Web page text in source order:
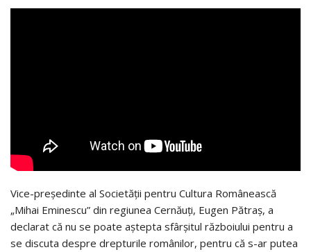
Vice-președinte al Societății pentru Cultura Românească
„Mihai Eminescu” din regiunea Cernăuți, Eugen Pătraș, a
declarat că nu se poate aștepta sfârșitul războiului pentru a
se discuta despre drepturile românilor, pentru că s-ar putea